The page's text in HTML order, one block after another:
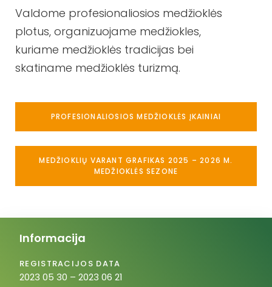
Valdome profesionaliosios medžioklės
plotus, organizuojame medžiokles,
kuriame medžioklės tradicijas bei
skatiname medžioklės turizmą.
PROFESIONALIOSIOS MEDŽIOKLĖS ĮKAINIAI
MEDŽIOKLIŲ VARANT GRAFIKAS 2025 – 2026 M.
MEDŽIOKLĖS SEZONE
Informacija
REGISTRACIJOS DATA
2023 05 30 – 2023 06 21